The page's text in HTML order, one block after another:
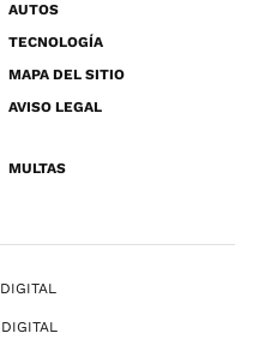
AUTOS
TECNOLOGÍA
MAPA DEL SITIO
AVISO LEGAL
MULTAS
DIGITAL
DIGITAL